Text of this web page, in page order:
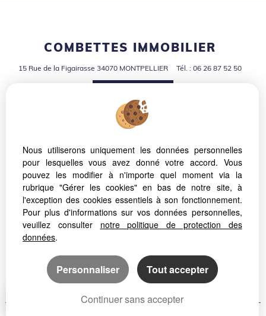
COMBETTES IMMOBILIER
15 Rue de la Figairasse 34070 MONTPELLIER Tél. : 06 26 87 52 50
Mentions Légales
Politique de protection des données
Gérer les cookies
Notre barème d'honoraires
Plan
Accès Propriétaire
Nous utiliserons uniquement les données personnelles
pour lesquelles vous avez donné votre accord. Vous
pouvez les modifier à n'importe quel moment via la
rubrique "Gérer les cookies" en bas de notre site, à
l'exception des cookies essentiels à son fonctionnement.
Pour plus d'informations sur vos données personnelles,
veuillez consulter notre politique de protection des
données.
Personnaliser Tout accepter
Continuer sans accepter